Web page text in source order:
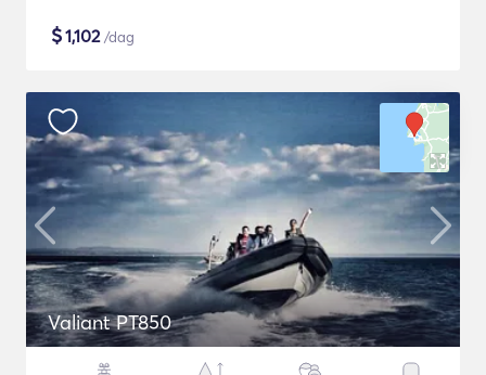
$1,102/dag
Valiant PT850